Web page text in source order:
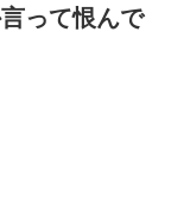
って恨んで